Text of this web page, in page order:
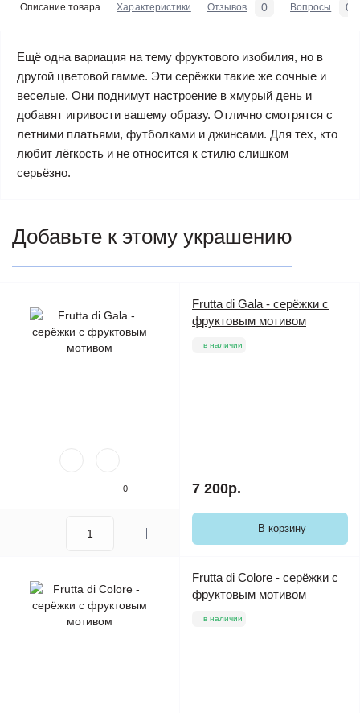
Описание товара Характеристики Отзывов 0 Вопросы 0
Ещё одна вариация на тему фруктового изобилия, но в
другой цветовой гамме. Эти серёжки такие же сочные и
веселые. Они поднимут настроение в хмурый день и
добавят игривости вашему образу. Отлично смотрятся с
летними платьями, футболками и джинсами. Для тех, кто
любит лёгкость и не относится к стилю слишком
серьёзно.
Добавьте к этому украшению
0
Frutta di Gala - серёжки с
фруктовым мотивом
в наличии
7 200р.
В корзину
Frutta di Colore - серёжки с
фруктовым мотивом
в наличии